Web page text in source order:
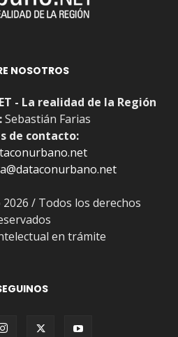
NOSOTROS
- La realidad de la Región
Sebastián Farias
de contacto:
/ Todos los derechos
en trámite